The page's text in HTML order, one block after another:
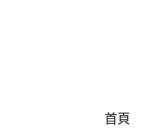
首頁